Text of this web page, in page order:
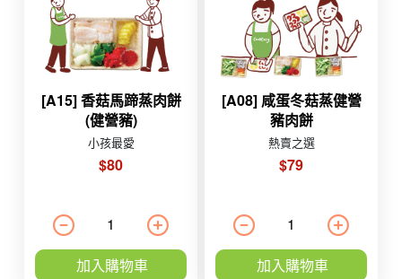
[A15] 香菇馬蹄蒸肉餅
(健營豬)
小孩最愛
$80
加入購物車
[A08] 咸蛋冬菇蒸健營
豬肉餅
熱賣之選
$79
加入購物車